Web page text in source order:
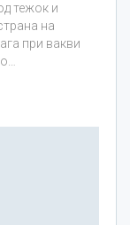
тежок и
на
при вакви